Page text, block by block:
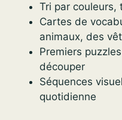
Tri par couleurs,
Cartes de
animaux, des
Premiers
découper
Séquences
quotidienne